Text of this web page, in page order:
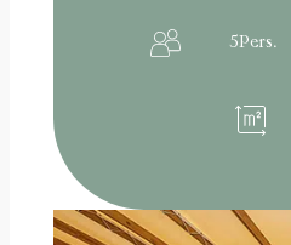
5Pers.
Read more